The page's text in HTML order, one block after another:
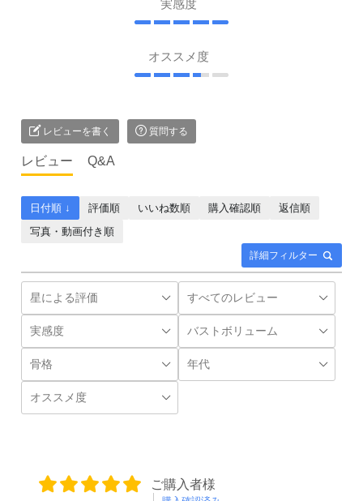
実感度
オススメ度
レビューを書く 質問する
レビュー Q&A
詳細フィルター
日付順 ↓ 評価順 いいね数順 購入確認順
返信順
写真・動画付き順
ご購入者様